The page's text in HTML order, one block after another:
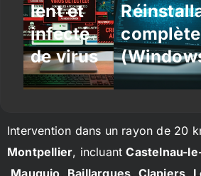
lent et
infecté
de virus
complète
Intervention dans un rayon de 20
Montpellier, incluantCastelnau-